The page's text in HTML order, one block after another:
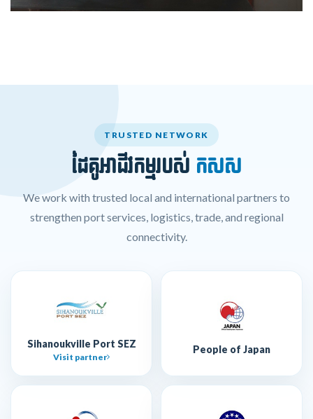
TRUSTED NETWORK
ដៃគូអាជីវកម្មរបស់ កសស
We work with trusted local and international partners to
strengthen port services, logistics, trade, and regional
connectivity.
Sihanoukville Port SEZ
Visit partner
People of Japan